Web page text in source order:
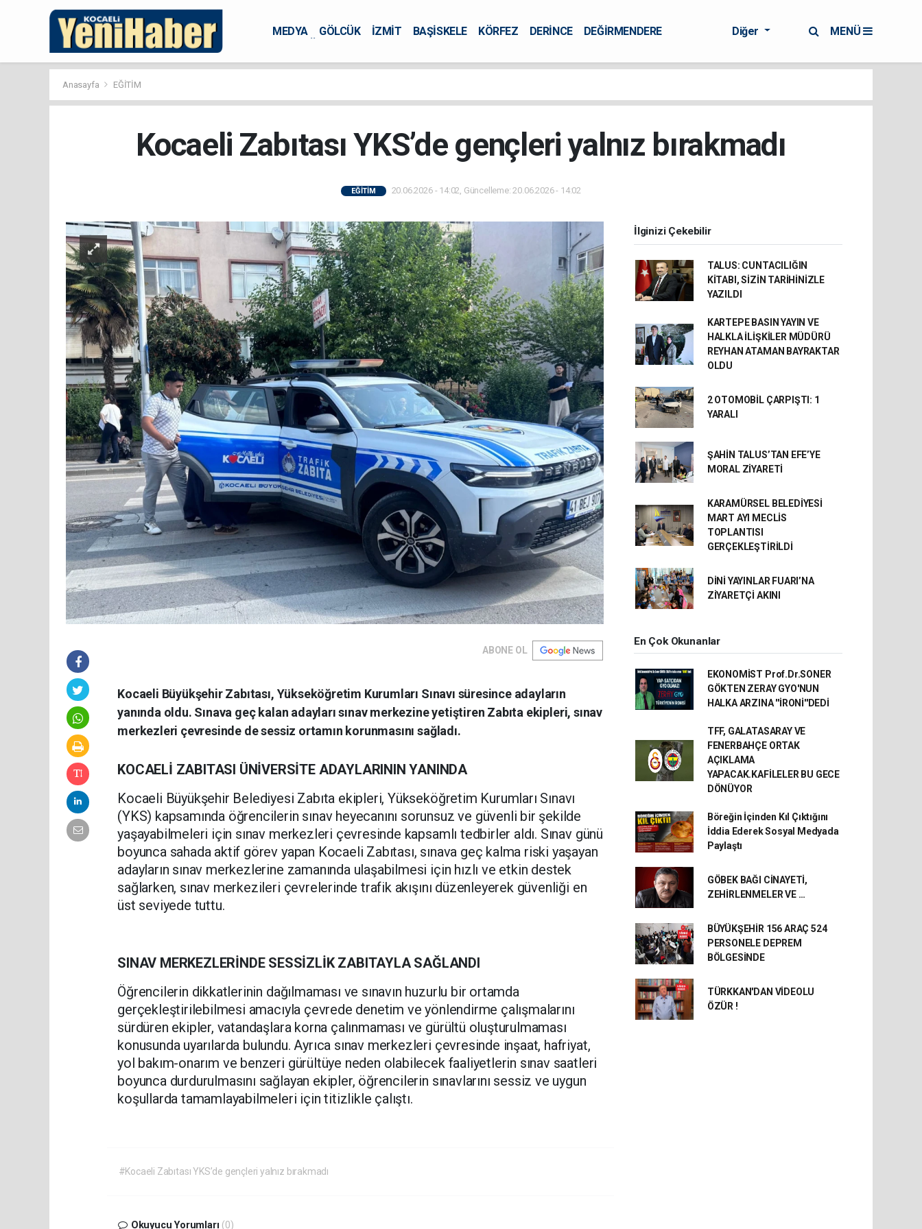
MEDYA GÖLCÜK İZMİT BAŞİSKELE KÖRFEZ DERİNCE
DEĞİRMENDERE
Diğer MENÜ
Anasayfa EĞİTİM
Kocaeli Zabıtası YKS’de gençleri yalnız bırakmadı
EĞİTİM 20.06.2026 - 14:02, Güncelleme: 20.06.2026 - 14:02
ABONE OL
Kocaeli Büyükşehir Zabıtası, Yükseköğretim Kurumları Sınavı süresince adayların
yanında oldu. Sınava geç kalan adayları sınav merkezine yetiştiren Zabıta ekipleri, sınav
merkezleri çevresinde de sessiz ortamın korunmasını sağladı.
KOCAELİ ZABITASI ÜNİVERSİTE ADAYLARININ YANINDA
Kocaeli Büyükşehir Belediyesi Zabıta ekipleri, Yükseköğretim Kurumları Sınavı
(YKS) kapsamında öğrencilerin sınav heyecanını sorunsuz ve güvenli bir şekilde
yaşayabilmeleri için sınav merkezleri çevresinde kapsamlı tedbirler aldı. Sınav günü
boyunca sahada aktif görev yapan Kocaeli Zabıtası, sınava geç kalma riski yaşayan
adayların sınav merkezlerine zamanında ulaşabilmesi için hızlı ve etkin destek
sağlarken, sınav merkezileri çevrelerinde trafik akışını düzenleyerek güvenliği en
üst seviyede tuttu.
SINAV MERKEZLERİNDE SESSİZLİK ZABITAYLA SAĞLANDI
Öğrencilerin dikkatlerinin dağılmaması ve sınavın huzurlu bir ortamda
gerçekleştirilebilmesi amacıyla çevrede denetim ve yönlendirme çalışmalarını
sürdüren ekipler, vatandaşlara korna çalınmaması ve gürültü oluşturulmaması
konusunda uyarılarda bulundu. Ayrıca sınav merkezleri çevresinde inşaat, hafriyat,
yol bakım-onarım ve benzeri gürültüye neden olabilecek faaliyetlerin sınav saatleri
boyunca durdurulmasını sağlayan ekipler, öğrencilerin sınavlarını sessiz ve uygun
koşullarda tamamlayabilmeleri için titizlikle çalıştı.
#Kocaeli Zabıtası YKS’de gençleri yalnız bırakmadı
Okuyucu Yorumları (0)
İlginizi Çekebilir
TALUS: CUNTACILIĞIN
KİTABI, SİZİN TARİHİNİZLE
YAZILDI
KARTEPE BASIN YAYIN VE
HALKLA İLİŞKİLER MÜDÜRÜ
REYHAN ATAMAN BAYRAKTAR
OLDU
2 OTOMOBİL ÇARPIŞTI: 1
YARALI
ŞAHİN TALUS’TAN EFE’YE
MORAL ZİYARETİ
KARAMÜRSEL BELEDİYESİ
MART AYI MECLİS
TOPLANTISI
GERÇEKLEŞTİRİLDİ
DİNİ YAYINLAR FUARI’NA
ZİYARETÇİ AKINI
En Çok Okunanlar
EKONOMİST Prof.Dr.SONER
GÖKTEN ZERAY GYO'NUN
HALKA ARZINA ''İRONİ''DEDİ
TFF, GALATASARAY VE
FENERBAHÇE ORTAK
AÇIKLAMA
YAPACAK.KAFİLELER BU GECE
DÖNÜYOR
Böreğin İçinden Kıl Çıktığını
İddia Ederek Sosyal Medyada
Paylaştı
GÖBEK BAĞI CİNAYETİ,
ZEHİRLENMELER VE …
BÜYÜKŞEHİR 156 ARAÇ 524
PERSONELE DEPREM
BÖLGESİNDE
TÜRKKAN'DAN VİDEOLU
ÖZÜR !